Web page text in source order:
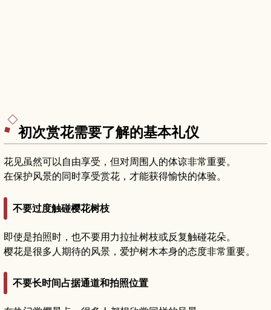
初次赏花需要了解的基本礼仪
花见虽然可以自由享受，但对周围人的体谅非常重要。
在保护风景的同时享受赏花，才能获得愉快的体验。
不要过度触碰樱花树枝
即使是拍照时，也不要用力拉扯树枝或反复触碰花朵。
樱花是很多人期待的风景，爱护树木本身的态度非常重要。
不要长时间占据通道和拍照位置